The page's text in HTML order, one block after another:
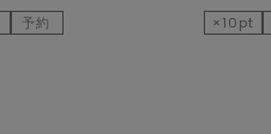
予約 ×10pt